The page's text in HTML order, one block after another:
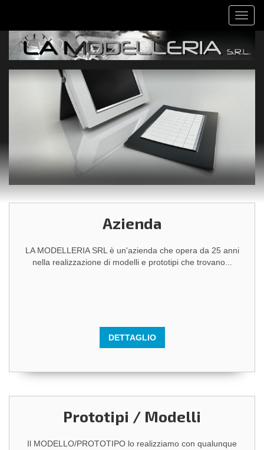
contenuto
principale
Azienda
LA MODELLERIA SRL è un'azienda che opera da 25 anni
nella realizzazione di modelli e prototipi che trovano...
DETTAGLIO
Prototipi / Modelli
Il MODELLO/PROTOTIPO lo realizziamo con qualunque